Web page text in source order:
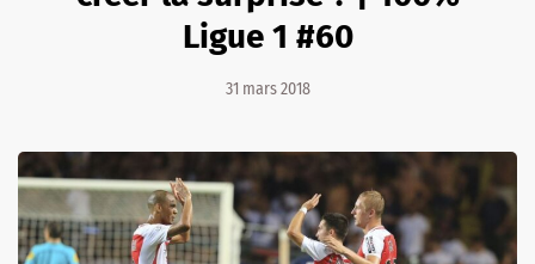
Ligue 1 #60
31 mars 2018